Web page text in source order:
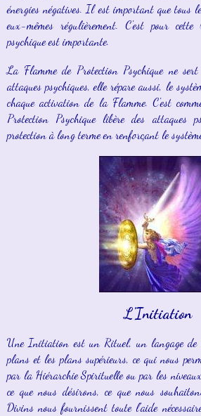
énergies négatives. Il est important que tous
eux-mêmes régulièrement. C'est pour
psychique est importante.
La Flamme de Protection Psychique ne
attaques psychiques, elle répare aussi, le
chaque activation de la Flamme. C'est
Protection Psychique libère des attaques
protection à long terme en renforçant le
L'Initiation
Une Initiation est un Rituel, un langage de
plans et les plans supérieurs, ce qui nous
par la Hiérarchie Spirituelle ou par les
ce que nous désirons, ce que nous
Divins nous fournissent toute l'aide